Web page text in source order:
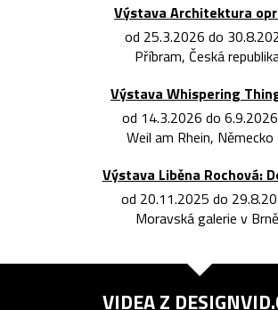
Výstava Architektura
od 25.3.2026 do
Příbram, Česká
Výstava Whispering
od 14.3.2026 do 6.9.2026
Weil am Rhein, Německo
Výstava Liběna Rochová:
od 20.11.2025 do
Moravská galerie v Brně
VIDEA Z